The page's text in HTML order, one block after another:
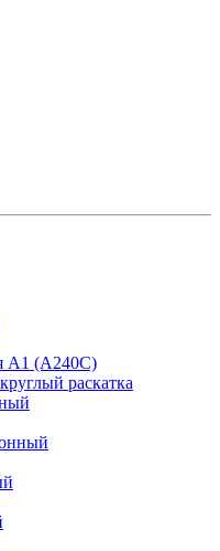
А1 (А240C)
раскатка